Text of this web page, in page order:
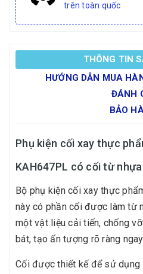
trên toàn quốc
THÔNG TIN
HƯỚNG DẪN MUA
ĐÁNH
BẢO
Phụ kiện cối xay thực
KAH647PL có cối từ
Bộ phụ kiện cối xay thực
này có phần cối được làm từ
một vật liệu cải tiến, chống
bát, tạo ấn tượng rõ ràng
Cối được thiết kế để sử dụng